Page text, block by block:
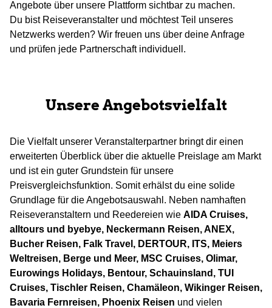
Angebote über unsere Plattform sichtbar zu machen.
Du bist Reiseveranstalter und möchtest Teil unseres
Netzwerks werden? Wir freuen uns über deine Anfrage
und prüfen jede Partnerschaft individuell.
Unsere Angebotsvielfalt
Die Vielfalt unserer Veranstalterpartner bringt dir einen
erweiterten Überblick über die aktuelle Preislage am Markt
und ist ein guter Grundstein für unsere
Preisvergleichsfunktion. Somit erhälst du eine solide
Grundlage für die Angebotsauswahl. Neben namhaften
Reiseveranstaltern und Reedereien wie AIDA Cruises,
alltours und byebye, Neckermann Reisen, ANEX,
Bucher Reisen, Falk Travel, DERTOUR, ITS, Meiers
Weltreisen, Berge und Meer, MSC Cruises, Olimar,
Eurowings Holidays, Bentour, Schauinsland, TUI
Cruises, Tischler Reisen, Chamäleon, Wikinger Reisen,
Bavaria Fernreisen, Phoenix Reisen und vielen